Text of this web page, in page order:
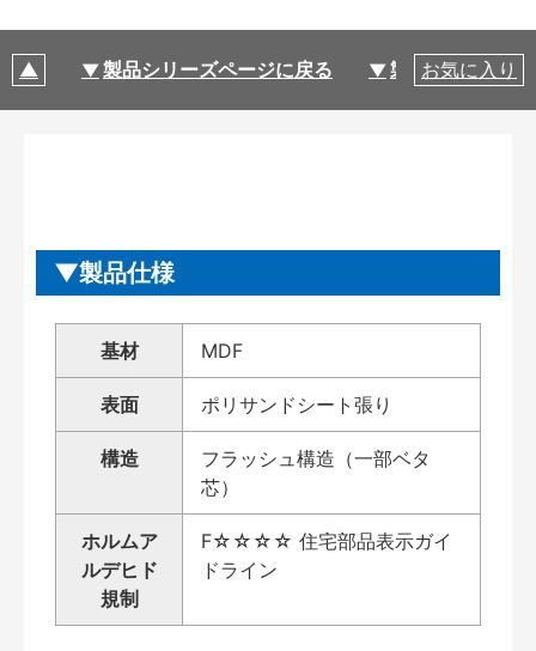
製品シリーズページに戻る 製品仕様
お気に入り
製品仕様
基材 MDF
表面 ポリサンドシート張り
構造
フラッシュ構造（一部ベタ
芯）
ホルムア
ルデヒド
規制
F☆☆☆☆ 住宅部品表示ガイ
ドライン